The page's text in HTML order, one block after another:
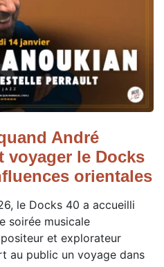
André
voyager le Docks
orientales
le Docks 40 a accueilli
soirée musicale
et explorateur
au public un voyage dans